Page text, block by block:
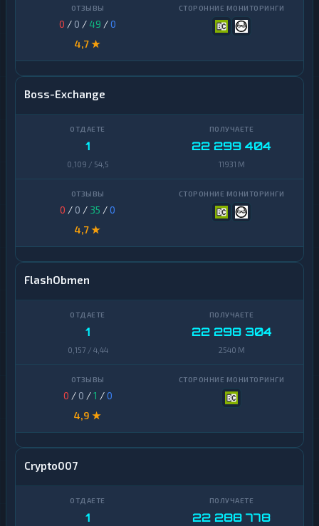
0 / 0 / 49 /0
4,7 ★
Boss-Exchange
1
0,109 / 54,5
22 299 404
11931 M
0 / 0 / 35 /0
4,7 ★
FlashObmen
1
0,157 / 4,44
22 298 304
2540 M
0 / 0 /1 /0
4,9 ★
Crypto007
1 22 288 778